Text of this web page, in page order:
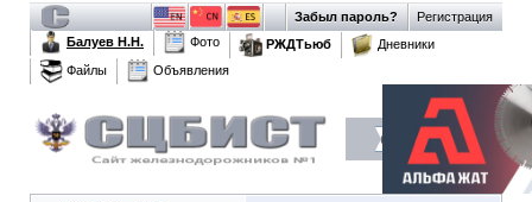
Регистрация
Забыл пароль?
Балуев Н.Н.
Фото РЖДТьюб
Дневники
Файлы
Объявления